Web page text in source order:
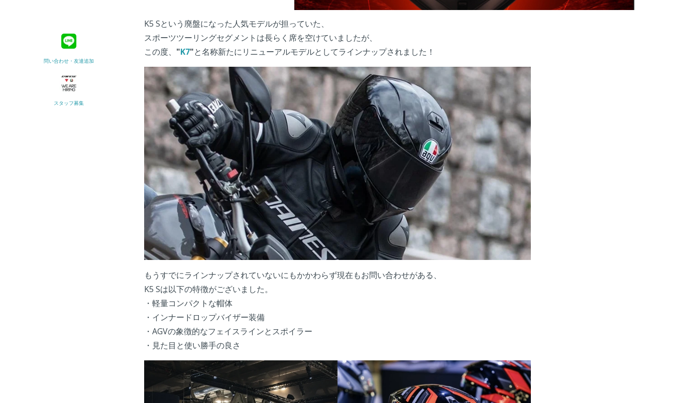
問い合わせ・友達追加
スタッフ募集
K5 Sという廃盤になった人気モデルが担っていた、
スポーツツーリングセグメントは長らく席を空けていましたが、
この度、 "K7"と名称新たにリニューアルモデルとしてラインナップされました！
もうすでにラインナップされていないにもかかわらず現在もお問い合わせがある、
K5 Sは以下の特徴がございました。
・軽量コンパクトな帽体
・インナードロップバイザー装備
・AGVの象徴的なフェイスラインとスポイラー
・見た目と使い勝手の良さ